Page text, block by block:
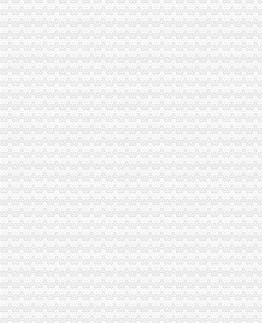
陕西省一般纳税人查询_中华文本库
一般纳税人提供技术咨询服务,税率是多少？_中华会计网校_税务网校
一般纳税人查询电话-深圳爱问分类
新疆一般纳税人查询-天津爱问分类
请问山西省一般纳税人资格在哪里查询-山西国税答疑170
四川一般纳税人资格查询：四川财
全国一般纳税人资格查询
如何查询一般纳税人资格（以广东为例）_增值税一般纳税人查询_一般
增值税一般纳税人查询–会计网词库
一般纳税人资格查询
广东一般纳税人查询App下载|一般纳税人查询广东税务局版下载2.4.0
四川省国税网上办税服务厅增值税一般纳税人资格查询
关于一般纳税人与小规模纳税人的查询
一般纳税人咨询公司,开展教育服务,增值税有优惠吗_中华会计网校_
一般纳税人税率查询|一般纳税人如何算税
上海税务网的一般纳税人资格查询,可以查来自上海税务-微博
北京各区一般纳税人资格查询帮助你three_周边服务栏目_机电之家网
一般纳税人资格查询_中华文本库
一般纳税人咨询处-深圳58同城
如何查询增值税一般纳税人认定信息？_资料网
一般纳税人查询广东税务局版2.4.0安卓版-新云软件园
如何查询一般纳税人资格_百度经验
青岛一般纳税人查询